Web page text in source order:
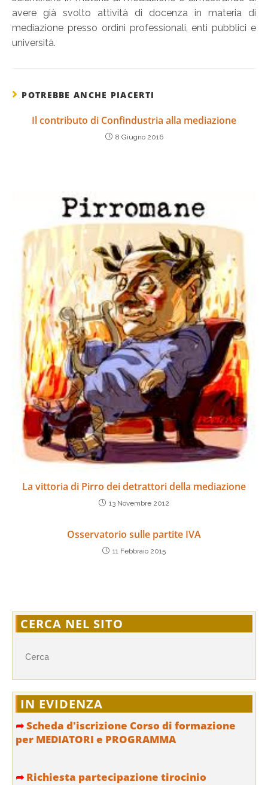
avere già svolto attività di docenza in materia di
mediazione presso ordini professionali, enti pubblici e
università.
POTREBBE ANCHE PIACERTI
Il contributo di Confindustria alla mediazione
8 Giugno 2016
La vittoria di Pirro dei detrattori della mediazione
13 Novembre 2012
Osservatorio sulle partite IVA
11 Febbraio 2015
CERCA NEL SITO
IN EVIDENZA
➦Scheda d'iscrizione Corso di formazione
per MEDIATORI e PROGRAMMA
➦ Richiesta partecipazione tirocinio